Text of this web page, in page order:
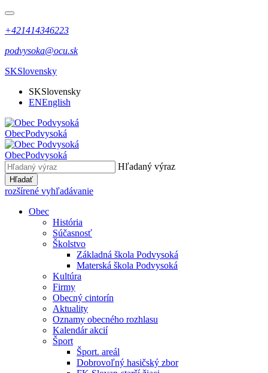
+421414346223
podvysoka@ocu.sk
SKSlovensky
SKSlovensky
ENEnglish
ObecPodvysoká
ObecPodvysoká
Hľadaný výraz
Hľadať
rozšírené vyhľadávanie
Obec
História
Súčasnosť
Školstvo
Základná škola Podvysoká
Materská škola Podvysoká
Kultúra
Firmy
Obecný cintorín
Aktuality
Oznamy obecného rozhlasu
Kalendár akcií
Šport
Šport. areál
Dobrovoľný hasičský zbor